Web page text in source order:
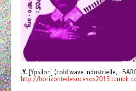
.Y.[Ypsilon] (cold wave industrielle, -
http://